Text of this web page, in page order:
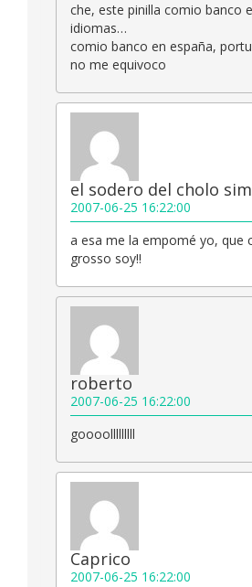
che, este pinilla comio banco
idiomas…
comio banco en españa,
no me equivoco
el sodero del cholo
2007-06-25 16:22:00
a esa me la empomé yo, que
grosso soy!!
roberto
2007-06-25 16:22:00
goooolllllllll
Caprico
2007-06-25 16:22:00